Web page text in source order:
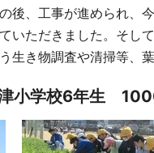
後、工事が進められ、
いただきました。そし
生き物調査や清掃等、
小学校6年生